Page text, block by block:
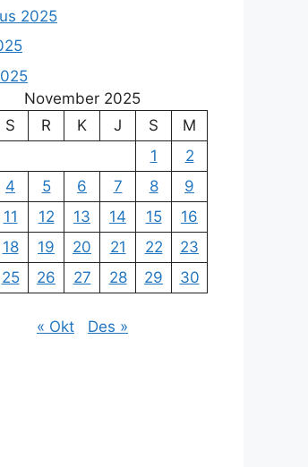
2025
November 2025
S R K J S
M
1
2
4 5 6 7 8
9
11 12 13 14 15
16
18 19 20 21 22
23
25 26 27 28 29 30
« Okt Des »